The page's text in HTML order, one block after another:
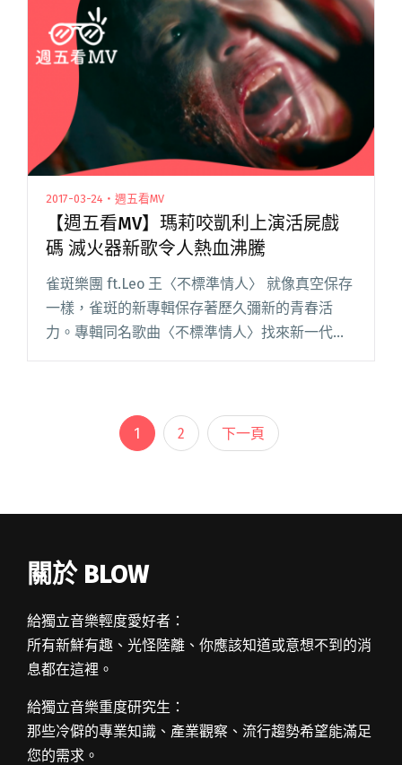
閱讀全文 "嘻哈音樂節UnderDog宣布停辦 主辦：
我們對於台灣嘻哈前景過於樂觀"
2017-03-24・週五看MV
【週五看MV】瑪莉咬凱利上演活屍戲
碼 滅火器新歌令人熱血沸騰
雀斑樂團 ft.Leo 王〈不標準情人〉 就像真空保存
一樣，雀斑的新專輯保存著歷久彌新的青春活
力。專輯同名歌曲〈不標準情人〉找來新一代饒
舌才子 Leo 王合作，用明亮、輕快的 City-pop，
戲碼 滅火器新歌令人熱血沸騰"
1 2 下一頁
關於 BLOW
給獨立音樂輕度愛好者：
所有新鮮有趣、光怪陸離、你應該知道或意想不到的消
息都在這裡。
給獨立音樂重度研究生：
那些冷僻的專業知識、產業觀察、流行趨勢希望能滿足
您的需求。